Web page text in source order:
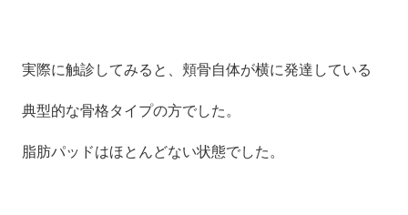
実際に触診してみると、頬骨自体が横に発達している
典型的な骨格タイプの方でした。
脂肪パッドはほとんどない状態でした。